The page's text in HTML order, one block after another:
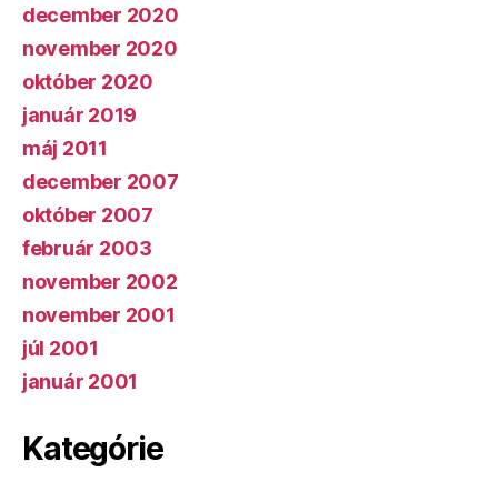
december 2020
november 2020
október 2020
január 2019
máj 2011
december 2007
október 2007
február 2003
november 2002
november 2001
júl 2001
január 2001
Kategórie